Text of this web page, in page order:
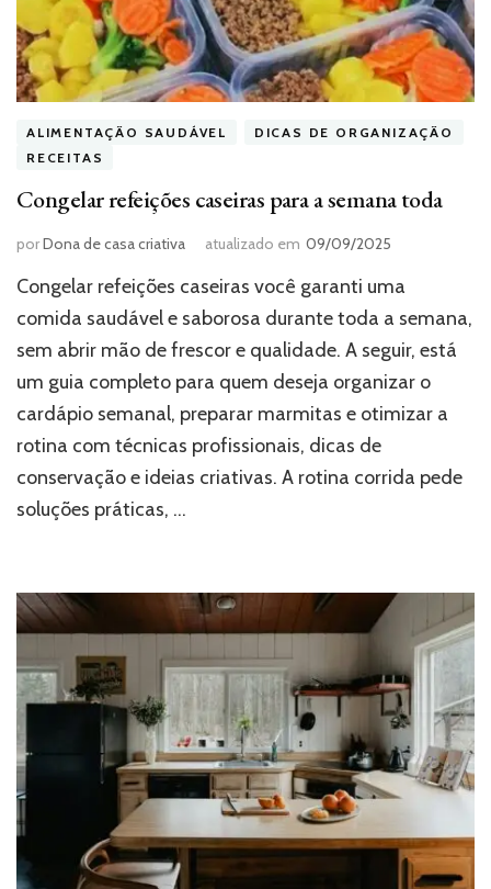
ALIMENTAÇÃO SAUDÁVEL
DICAS DE ORGANIZAÇÃO
RECEITAS
Congelar refeições caseiras para a semana toda
porDona de casa criativa atualizado em 09/09/2025
Congelar refeições caseiras você garanti uma
comida saudável e saborosa durante toda a semana,
sem abrir mão de frescor e qualidade. A seguir, está
um guia completo para quem deseja organizar o
cardápio semanal, preparar marmitas e otimizar a
rotina com técnicas profissionais, dicas de
conservação e ideias criativas. A rotina corrida pede
soluções práticas, …